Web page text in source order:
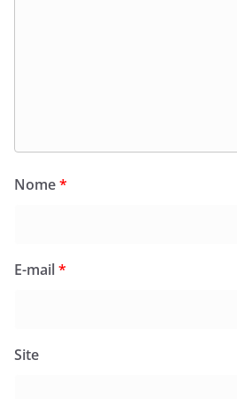
Nome*
E-mail*
Site